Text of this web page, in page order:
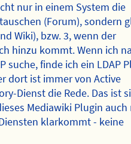
nur in einem System die
(Forum), sondern
Wiki), bzw. 3, wenn der
hinzu kommt. Wenn ich
suche, finde ich ein LDAP
dort ist immer von Active
Dienst die Rede. Das ist
Mediawiki Plugin auch
klarkommt - keine